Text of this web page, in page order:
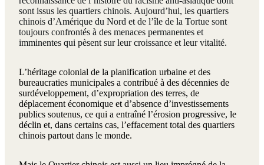
sont issus les quartiers chinois. Aujourd’hui, les quartiers
chinois d’Amérique du Nord et de l’île de la Tortue sont
toujours confrontés à des menaces permanentes et
imminentes qui pèsent sur leur croissance et leur vitalité.
L’héritage colonial de la planification urbaine et des
bureaucraties municipales a contribué à des décennies de
surdéveloppement, d’expropriation des terres, de
déplacement économique et d’absence d’investissements
publics soutenus, ce qui a entraîné l’érosion progressive, le
déclin et, dans certains cas, l’effacement total des quartiers
chinois partout dans le monde.